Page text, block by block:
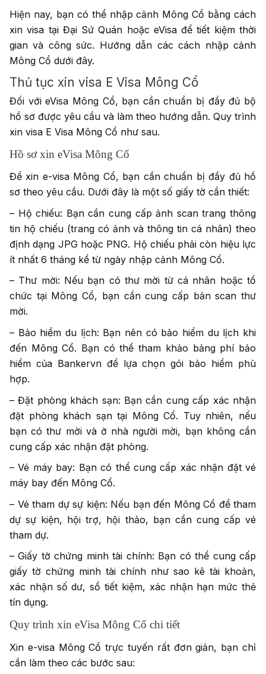
Hiện nay, bạn có thể nhập cảnh Mông Cổ bằng cách
xin visa tại Đại Sứ Quán hoặc eVisa để tiết kiệm thời
gian và công sức. Hướng dẫn các cách nhập cảnh
Mông Cổ dưới đây.
Thủ tục xin visa E Visa Mông Cổ
Đối với eVisa Mông Cổ, bạn cần chuẩn bị đầy đủ bộ
hồ sơ được yêu cầu và làm theo hướng dẫn. Quy trình
xin visa E Visa Mông Cổ như sau.
Hồ sơ xin eVisa Mông Cổ
Để xin e-visa Mông Cổ, bạn cần chuẩn bị đầy đủ hồ
sơ theo yêu cầu. Dưới đây là một số giấy tờ cần thiết:
– Hộ chiếu: Bạn cần cung cấp ảnh scan trang thông
tin hộ chiếu (trang có ảnh và thông tin cá nhân) theo
định dạng JPG hoặc PNG. Hộ chiếu phải còn hiệu lực
ít nhất 6 tháng kể từ ngày nhập cảnh Mông Cổ.
– Thư mời: Nếu bạn có thư mời từ cá nhân hoặc tổ
chức tại Mông Cổ, bạn cần cung cấp bản scan thư
mời.
– Bảo hiểm du lịch: Bạn nên có bảo hiểm du lịch khi
đến Mông Cổ. Bạn có thể tham khảo bảng phí bảo
hiểm của Bankervn để lựa chọn gói bảo hiểm phù
hợp.
– Đặt phòng khách sạn: Bạn cần cung cấp xác nhận
đặt phòng khách sạn tại Mông Cổ. Tuy nhiên, nếu
bạn có thư mời và ở nhà người mời, bạn không cần
cung cấp xác nhận đặt phòng.
– Vé máy bay: Bạn có thể cung cấp xác nhận đặt vé
máy bay đến Mông Cổ.
– Vé tham dự sự kiện: Nếu bạn đến Mông Cổ để tham
dự sự kiện, hội trợ, hội thảo, bạn cần cung cấp vé
tham dự.
– Giấy tờ chứng minh tài chính: Bạn có thể cung cấp
giấy tờ chứng minh tài chính như sao kê tài khoản,
xác nhận số dư, sổ tiết kiệm, xác nhận hạn mức thẻ
tín dụng.
Quy trình xin eVisa Mông Cổ chi tiết
Xin e-visa Mông Cổ trực tuyến rất đơn giản, bạn chỉ
cần làm theo các bước sau: